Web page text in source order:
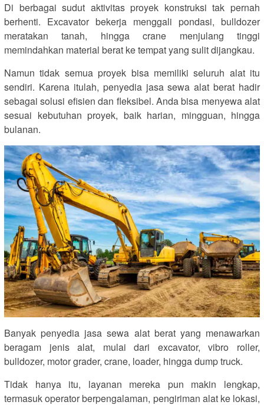
Di berbagai sudut aktivitas proyek konstruksi tak pernah
berhenti. Excavator bekerja menggali pondasi, bulldozer
meratakan tanah, hingga crane menjulang tinggi
memindahkan material berat ke tempat yang sulit dijangkau.
Namun tidak semua proyek bisa memiliki seluruh alat itu
sendiri. Karena itulah, penyedia jasa sewa alat berat hadir
sebagai solusi efisien dan fleksibel. Anda bisa menyewa alat
sesuai kebutuhan proyek, baik harian, mingguan, hingga
bulanan.
Banyak penyedia jasa sewa alat berat yang menawarkan
beragam jenis alat, mulai dari excavator, vibro roller,
bulldozer, motor grader, crane, loader, hingga dump truck.
Tidak hanya itu, layanan mereka pun makin lengkap,
termasuk operator berpengalaman, pengiriman alat ke lokasi,